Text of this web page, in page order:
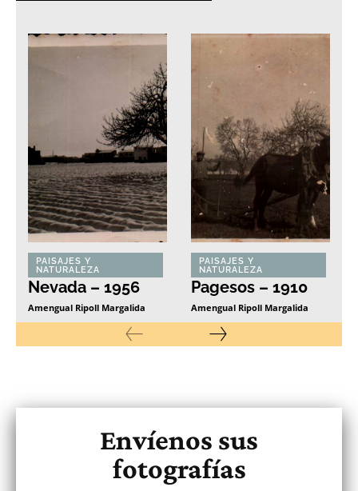
PAISAJES Y
NATURALEZA
Nevada – 1956
Amengual Ripoll Margalida
PAISAJES Y
NATURALEZA
Pagesos – 1910
Amengual Ripoll Margalida
Envíenos sus
fotografías